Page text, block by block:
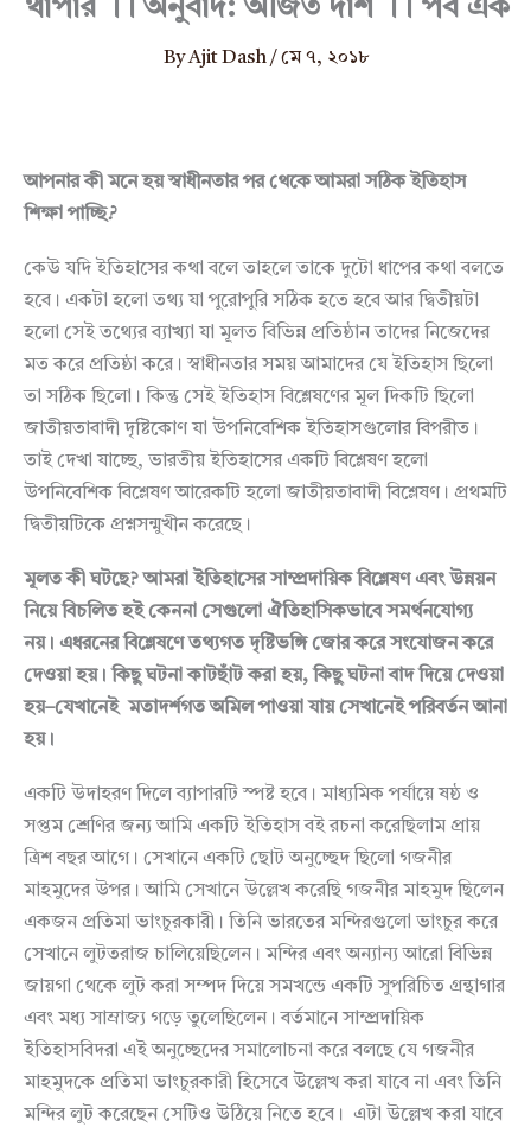
থাপার ।। অনুবাদ: অজিত দাশ ।। পর্ব এক
ByAjit Dash/ মে ৭, ২০১৮
আপনার কী মনে হয় স্বাধীনতার পর থেকে আমরা সঠিক ইতিহাস
শিক্ষা পাচ্ছি?
কেউ যদি ইতিহাসের কথা বলে তাহলে তাকে দুটো ধাপের কথা বলতে
হবে। একটা হলো তথ্য যা পুরোপুরি সঠিক হতে হবে আর দ্বিতীয়টা
হলো সেই তথ্যের ব্যাখ্যা যা মূলত বিভিন্ন প্রতিষ্ঠান তাদের নিজেদের
মত করে প্রতিষ্ঠা করে। স্বাধীনতার সময় আমাদের যে ইতিহাস ছিলো
তা সঠিক ছিলো। কিন্তু সেই ইতিহাস বিশ্লেষণের মূল দিকটি ছিলো
জাতীয়তাবাদী দৃষ্টিকোণ যা উপনিবেশিক ইতিহাসগুলোর বিপরীত।
তাই দেখা যাচ্ছে, ভারতীয় ইতিহাসের একটি বিশ্লেষণ হলো
উপনিবেশিক বিশ্লেষণ আরেকটি হলো জাতীয়তাবাদী বিশ্লেষণ। প্রথমটি
দ্বিতীয়টিকে প্রশ্নসন্মুখীন করেছে।
মূলত কী ঘটছে?আমরা ইতিহাসের সাম্প্রদায়িক বিশ্লেষণ এবং উন্নয়ন
নিয়ে বিচলিত হই কেননা সেগুলো ঐতিহাসিকভাবে সমর্থনযোগ্য
নয়।
এধরনের বিশ্লেষণে তথ্যগত দৃষ্টিভঙ্গি জোর করে সংযোজন করে
দেওয়া হয়। কিছু ঘটনা কাটছাঁট করা হয়, কিছু ঘটনা বাদ দিয়ে দেওয়া
হয়–যেখানেই মতাদর্শগত অমিল পাওয়া যায় সেখানেই পরিবর্তন আনা
হয়।
একটি উদাহরণ দিলে ব্যাপারটি স্পষ্ট হবে। মাধ্যমিক পর্যায়ে ষষ্ঠ ও
সপ্তম শ্রেণির জন্য আমি একটি ইতিহাস বই রচনা করেছিলাম প্রায়
ত্রিশ বছর আগে। সেখানে একটি ছোট অনুচ্ছেদ ছিলো গজনীর
মাহমুদের উপর। আমি সেখানে উল্লেখ করেছি গজনীর মাহমুদ ছিলেন
একজন প্রতিমা ভাংচুরকারী। তিনি ভারতের মন্দিরগুলো ভাংচুর করে
সেখানে লুটতরাজ চালিয়েছিলেন। মন্দির এবং অন্যান্য আরো বিভিন্ন
জায়গা থেকে লুট করা সম্পদ দিয়ে সমখন্ডে একটি সুপরিচিত গ্রন্থাগার
এবং মধ্য সাম্রাজ্য গড়ে তুলেছিলেন। বর্তমানে সাম্প্রদায়িক
ইতিহাসবিদরা এই অনুচ্ছেদের সমালোচনা করে বলছে যে গজনীর
মাহমুদকে প্রতিমা ভাংচুরকারী হিসেবে উল্লেখ করা যাবে না এবং তিনি
মন্দির লুট করেছেন সেটিও উঠিয়ে নিতে হবে। এটা উল্লেখ করা যাবে